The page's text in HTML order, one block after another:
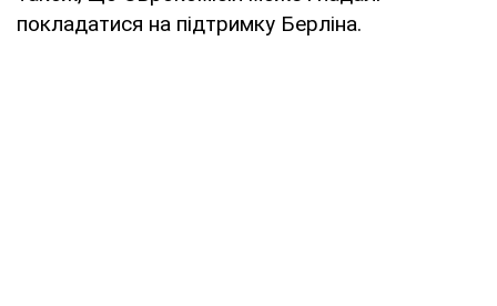
покладатися на підтримку Берліна.